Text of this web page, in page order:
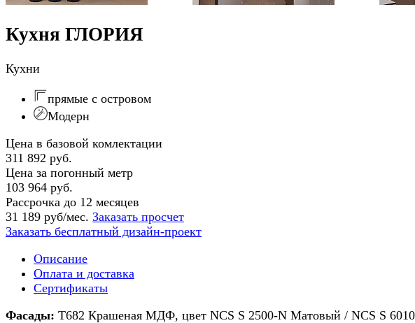
Кухня ГЛОРИЯ
Кухни
прямые с островом
Модерн
Цена в базовой комлектации
311 892 руб.
Цена за погонный метр
103 964 руб.
Рассрочка до 12 месяцев
31 189 руб/мес. Заказать просчет
Заказать бесплатный дизайн-проект
Описание
Оплата и доставка
Сертификаты
Фасады: Т682 Крашеная МДФ, цвет NCS S 2500-N Матовый / NCS S